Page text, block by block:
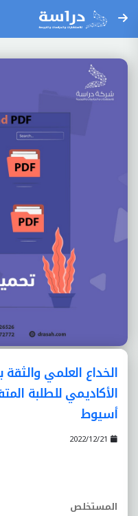
الخداع العلمي
الأکاديمي للطلبة
أسيوط
المستخلص